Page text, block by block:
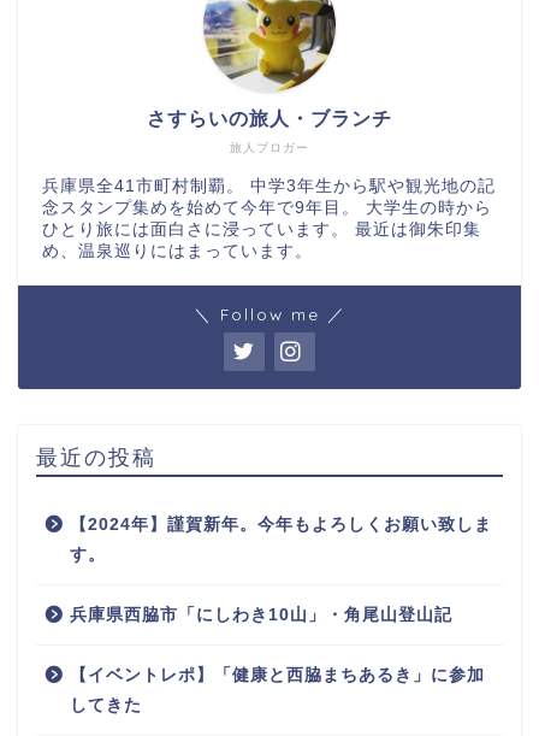
旅人ブロガー
さすらいの旅人・ブランチ
兵庫県全41市町村制覇。 中学3年生から駅や観光地の記
念スタンプ集めを始めて今年で9年目。 大学生の時から
ひとり旅には面白さに浸っています。 最近は御朱印集
め、温泉巡りにはまっています。
＼ Follow me ／
最近の投稿
【2024年】謹賀新年。今年もよろしくお願い致しま
す。
兵庫県西脇市「にしわき10山」・角尾山登山記
【イベントレポ】「健康と西脇まちあるき」に参加
してきた